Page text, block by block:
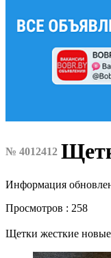
№ 4012412
Информация
Просмотров : 258
Щетки жесткие новые